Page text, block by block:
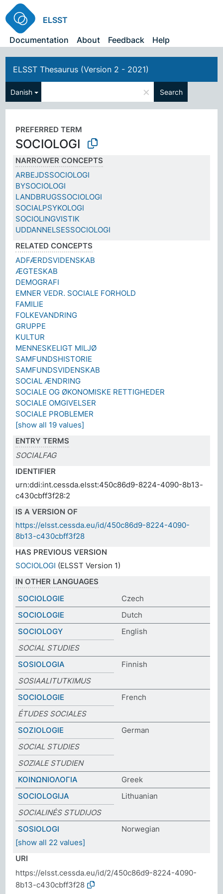
ELSST
Documentation
About Feedback Help
ELSST Thesaurus (Version 2 - 2021)
Danish × Search
PREFERRED TERM
SOCIOLOGI
NARROWER CONCEPTS
ARBEJDSSOCIOLOGI
BYSOCIOLOGI
LANDBRUGSSOCIOLOGI
SOCIALPSYKOLOGI
SOCIOLINGVISTIK
UDDANNELSESSOCIOLOGI
RELATED CONCEPTS
ADFÆRDSVIDENSKAB
ÆGTESKAB
DEMOGRAFI
EMNER VEDR. SOCIALE FORHOLD
FAMILIE
FOLKEVANDRING
GRUPPE
KULTUR
MENNESKELIGT MILJØ
SAMFUNDSHISTORIE
SAMFUNDSVIDENSKAB
SOCIAL ÆNDRING
SOCIALE OG ØKONOMISKE RETTIGHEDER
SOCIALE OMGIVELSER
SOCIALE PROBLEMER
[show all 19 values]
ENTRY TERMS
SOCIALFAG
IDENTIFIER
urn:ddi:int.cessda.elsst:450c86d9-8224-4090-8b13-
c430cbff3f28:2
IS A VERSION OF
https://elsst.cessda.eu/id/450c86d9-8224-4090-
8b13-c430cbff3f28
HAS PREVIOUS VERSION
SOCIOLOGI (ELSST Version 1)
IN OTHER LANGUAGES
SOCIOLOGIE
Czech
SOCIOLOGIE
Dutch
SOCIOLOGY
English
SOCIAL STUDIES
SOSIOLOGIA
Finnish
SOSIAALITUTKIMUS
SOCIOLOGIE
French
ÉTUDES SOCIALES
SOZIOLOGIE
German
SOCIAL STUDIES
SOZIALE STUDIEN
ΚΟΙΝΩΝΙΟΛΟΓΙΑ
Greek
SOCIOLOGIJA
Lithuanian
SOCIALINĖS STUDIJOS
SOSIOLOGI
Norwegian
[show all 22 values]
URI
https://elsst.cessda.eu/id/2/450c86d9-8224-4090-
8b13-c430cbff3f28